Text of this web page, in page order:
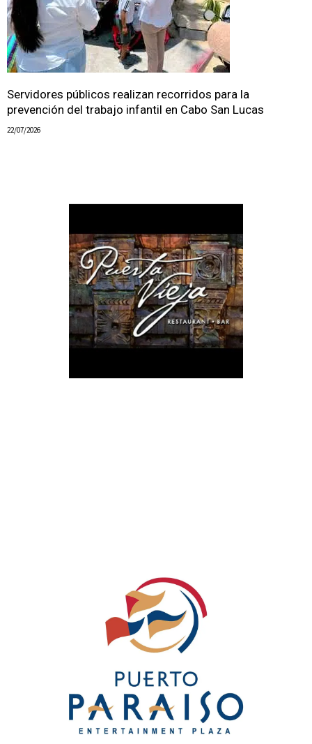
Servidores públicos realizan recorridos para la
prevención del trabajo infantil en Cabo San Lucas
22/07/2026